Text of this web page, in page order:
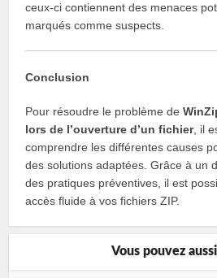
ceux-ci contiennent des menaces
marqués comme suspects.
Conclusion
Pour résoudre le problème de
lors de l’ouverture d’un fichier, il
comprendre les différentes causes
des solutions adaptées. Grâce à un
des pratiques préventives, il est
accès fluide à vos fichiers ZIP.
Vous pouvez